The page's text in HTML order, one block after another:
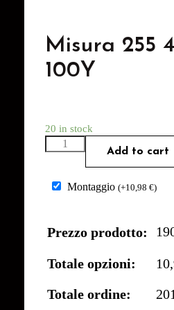
Misura 255
100Y
20 in stock
Add to cart
Montaggio (+10,98 €)
Prezzo prodotto:
Totale opzioni:
Totale ordine: